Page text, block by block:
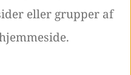
eller grupper af